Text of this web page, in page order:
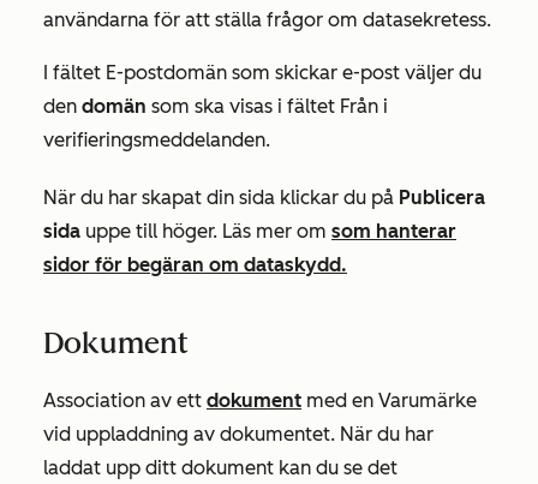
användarna för att ställa frågor om datasekretess.
I fältet E-postdomän som skickar e-post väljer du
den domän som ska visas i fältet Från i
verifieringsmeddelanden.
När du har skapat din sida klickar du på Publicera
sida uppe till höger. Läs mer om som hanterar
sidor för begäran om dataskydd.
Dokument
Association av ett dokument med en Varumärke
vid uppladdning av dokumentet. När du har
laddat upp ditt dokument kan du se det